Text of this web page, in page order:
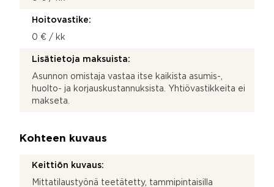
Hoitovastike:
0 € / kk
Lisätietoja maksuista:
Asunnon omistaja vastaa itse kaikista asumis-,
huolto- ja korjauskustannuksista. Yhtiövastikkeita ei
makseta.
Kohteen kuvaus
Keittiön kuvaus:
Mittatilaustyönä teetätetty, tammipintaisilla